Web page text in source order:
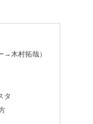
→木村拓哉）
タ